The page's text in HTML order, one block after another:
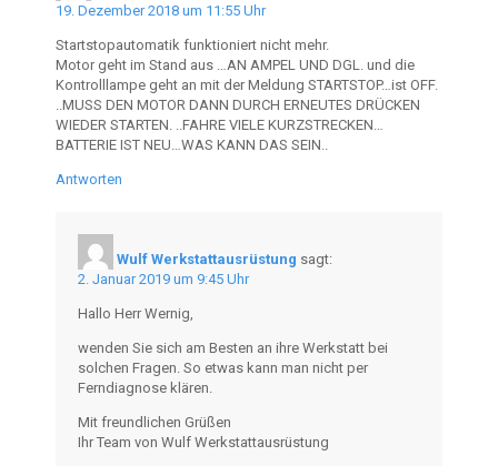
19. Dezember 2018 um 11:55 Uhr
Startstopautomatik funktioniert nicht mehr.
Motor geht im Stand aus …AN AMPEL UND DGL. und die
Kontrolllampe geht an mit der Meldung STARTSTOP…ist OFF.
..MUSS DEN MOTOR DANN DURCH ERNEUTES DRÜCKEN
WIEDER STARTEN. ..FAHRE VIELE KURZSTRECKEN…
BATTERIE IST NEU…WAS KANN DAS SEIN..
Antworten
Wulf Werkstattausrüstung sagt:
2. Januar 2019 um 9:45 Uhr
Hallo Herr Wernig,
wenden Sie sich am Besten an ihre Werkstatt bei
solchen Fragen. So etwas kann man nicht per
Ferndiagnose klären.
Mit freundlichen Grüßen
Ihr Team von Wulf Werkstattausrüstung